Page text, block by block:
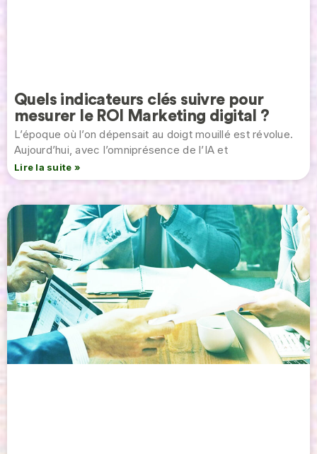
Quels indicateurs clés suivre pour
mesurer le ROI Marketing digital ?
L’époque où l’on dépensait au doigt mouillé est révolue.
Aujourd’hui, avec l’omniprésence de l’IA et
Lire la suite »